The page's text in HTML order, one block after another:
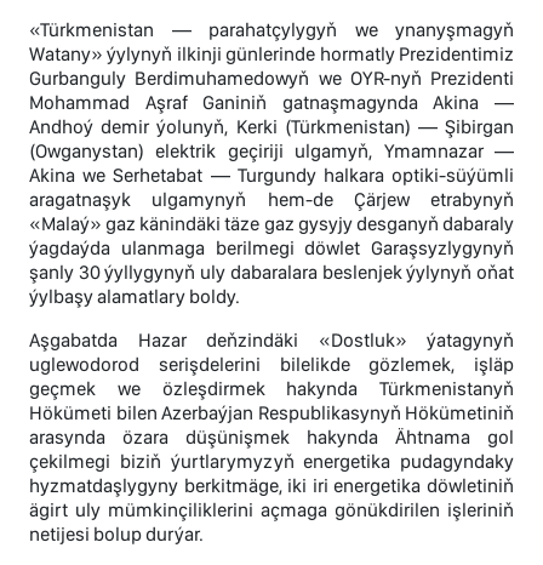
«Türkmenistan — parahatçylygyň we ynanyşmagyň
Watany» ýylynyň ilkinji günlerinde hormatly Prezidentimiz
Gurbanguly Berdimuhamedowyň we OYR-nyň Prezidenti
Mohammad Aşraf Ganiniň gatnaşmagynda Akina —
Andhoý demir ýolunyň, Kerki (Türkmenistan) — Şibirgan
(Owganystan) elektrik geçiriji ulgamyň, Ymamnazar —
Akina we Serhetabat — Turgundy halkara optiki-süýümli
aragatnaşyk ulgamynyň hem-de Çärjew etrabynyň
«Malaý» gaz känindäki täze gaz gysyjy desganyň dabaraly
ýagdaýda ulanmaga berilmegi döwlet Garaşsyzlygynyň
şanly 30 ýyllygynyň uly dabaralara beslenjek ýylynyň oňat
ýylbaşy alamatlary boldy.
Aşgabatda Hazar deňzindäki «Dostluk» ýatagynyň
uglewodorod serişdelerini bilelikde gözlemek, işläp
geçmek we özleşdirmek hakynda Türkmenistanyň
Hökümeti bilen Azerbaýjan Respublikasynyň Hökümetiniň
arasynda özara düşünişmek hakynda Ähtnama gol
çekilmegi biziň ýurtlarymyzyň energetika pudagyndaky
hyzmatdaşlygyny berkitmäge, iki iri energetika döwletiniň
ägirt uly mümkinçiliklerini açmaga gönükdirilen işleriniň
netijesi bolup durýar.